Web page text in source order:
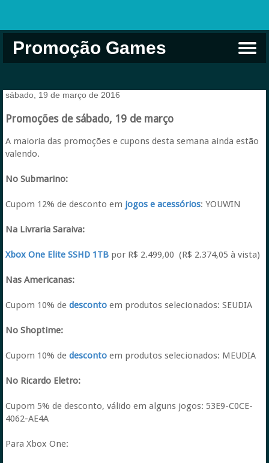
Promoção Games
sábado, 19 de março de 2016
Promoções de sábado, 19 de março
A maioria das promoções e cupons desta semana ainda estão
valendo.
No Submarino:
Cupom 12% de desconto em jogos e acessórios: YOUWIN
Na Livraria Saraiva:
Xbox One Elite SSHD 1TBpor R$ 2.499,00 (R$ 2.374,05 à vista)
Nas Americanas:
Cupom 10% de desconto em produtos selecionados: SEUDIA
No Shoptime:
Cupom 10% de desconto em produtos selecionados: MEUDIA
No Ricardo Eletro:
Cupom 5% de desconto, válido em alguns jogos: 53E9-C0CE-
4062-AE4A
Para Xbox One: